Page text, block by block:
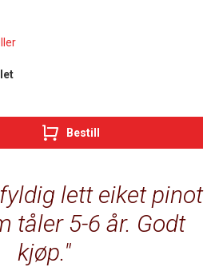
lett eiket pinot
tåler 5-6 år. Godt
kjøp.
Bestill